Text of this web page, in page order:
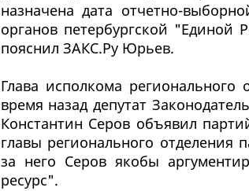
назначена дата отчетно-
органов петербургской "Единой
пояснил ЗАКС.Ру Юрьев.
Глава исполкома
время назад депутат
Константин Серов объявил
главы регионального отделения
за него Серов якобы
ресурс".